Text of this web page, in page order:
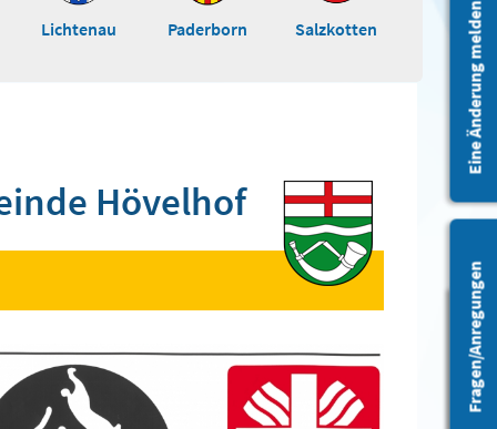
Barrierefreiheit
Eine Änderung melden
Fragen/Anregungen
Lichtenau Paderborn Salzkotten
Hövelhof